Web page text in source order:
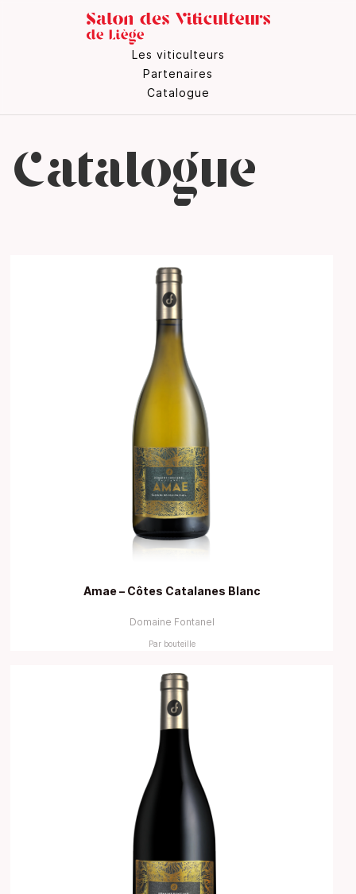
Les viticulteurs
Partenaires
Catalogue
Catalogue
Amae – Côtes Catalanes Blanc
Domaine Fontanel
Par bouteille